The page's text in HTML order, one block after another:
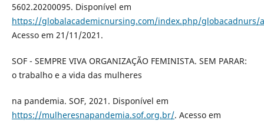
5602.20200095. Disponível em
https://globalacademicnursing.com/index.php/globacadnurs/
Acesso em 21/11/2021.
SOF - SEMPRE VIVA ORGANIZAÇÃO FEMINISTA. SEM PARAR:
o trabalho e a vida das mulheres
na pandemia. SOF, 2021. Disponível em
https://mulheresnapandemia.sof.org.br/. Acesso em